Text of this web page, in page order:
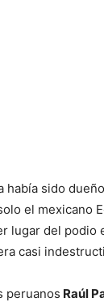
había sido
el mexicano
lugar del podio
casi
peruanos Raúl